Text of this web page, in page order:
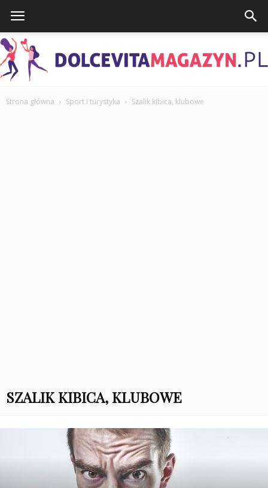
DolcevitaMagazyn.pl
Strona główna Sport i turystyka Szalik kibica, klubowe
SZALIK KIBICA, KLUBOWE